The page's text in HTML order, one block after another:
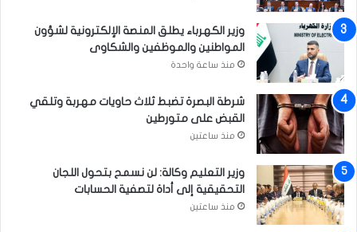
وزير الكهرباء يطلق المنصة الإلكترونية لشؤون
المواطنين والموظفين والشكاوى
منذ ساعة واحدة
شرطة البصرة تضبط ثلاث حاويات مهربة وتلقي
القبض على متورطين
منذ ساعتين
وزير التعليم وكالة: لن نسمح بتحول اللجان
التحقيقية إلى أداة لتصفية الحسابات
منذ ساعتين